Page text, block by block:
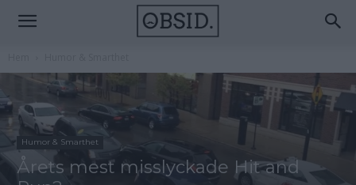
Humor & Smarthet
Årets mest misslyckade Hit and